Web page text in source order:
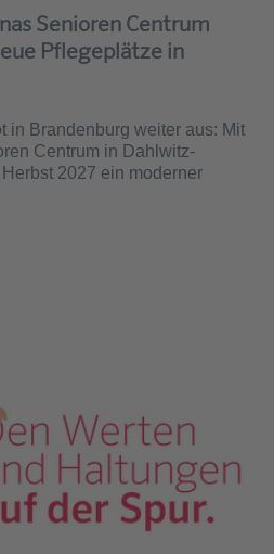
Senioren Centrum
Pflegeplätze in
in Brandenburg weiter aus: Mit
Centrum in Dahlwitz-
2027 ein moderner